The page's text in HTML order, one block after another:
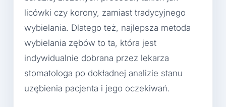
licówki czy korony, zamiast tradycyjnego
wybielania. Dlatego też, najlepsza metoda
wybielania zębów to ta, która jest
indywidualnie dobrana przez lekarza
stomatologa po dokładnej analizie stanu
uzębienia pacjenta i jego oczekiwań.